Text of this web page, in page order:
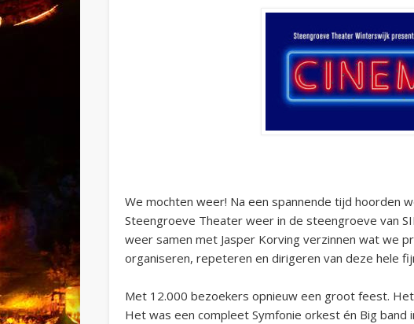
We mochten weer! Na een spannende tijd hoorden
Steengroeve Theater weer in de steengroeve van
weer samen met Jasper Korving verzinnen wat we
organiseren, repeteren en dirigeren van deze hele
Met 12.000 bezoekers opnieuw een groot feest.
Het was een compleet Symfonie orkest én Big band